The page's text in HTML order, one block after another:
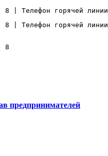
8 | Телефон горячей
8 | Телефон горячей
8
предпринимателей